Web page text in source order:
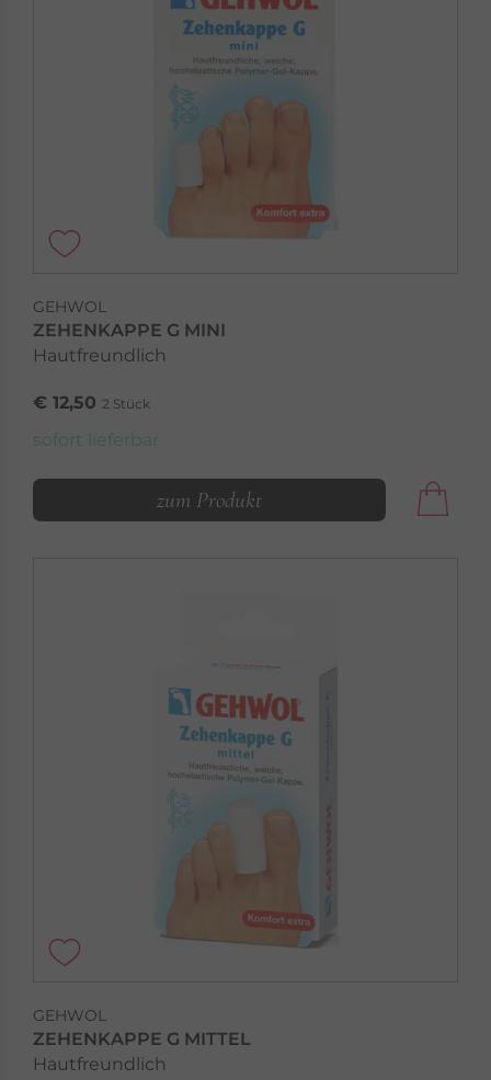
GEHWOL
ZEHENKAPPE G MINI
Hautfreundlich
€ 12,50 2 Stück
sofort lieferbar
zum Produkt
GEHWOL
ZEHENKAPPE G MITTEL
Hautfreundlich